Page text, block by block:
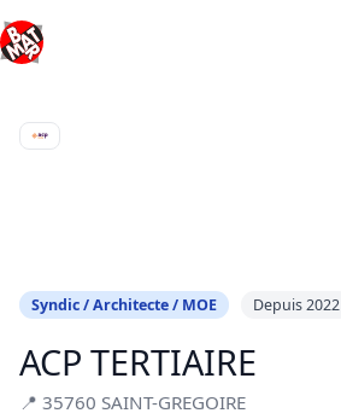
au
contenu
Syndic / Architecte / MOE Depuis 2022
ACP TERTIAIRE
📍 35760 SAINT-GREGOIRE